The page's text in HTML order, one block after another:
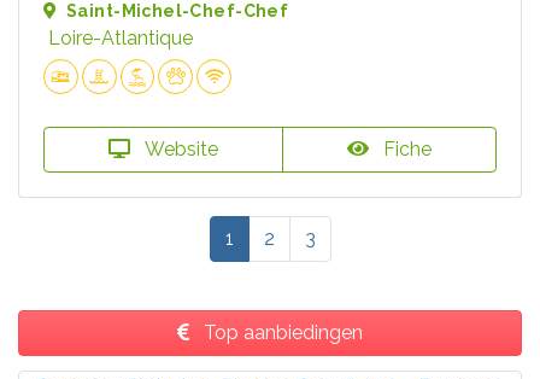
Saint-Michel-Chef-Chef
Loire-Atlantique
Website Fiche
1 2 3
Top aanbiedingen